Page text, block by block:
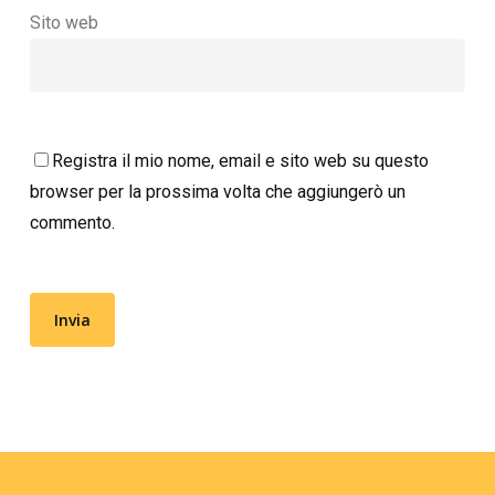
Sito web
Registra il mio nome, email e sito web su questo
browser per la prossima volta che aggiungerò un
commento.